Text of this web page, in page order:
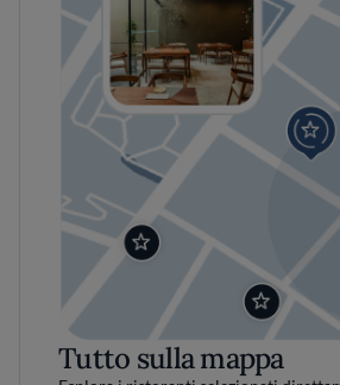
Tutto sulla mappa